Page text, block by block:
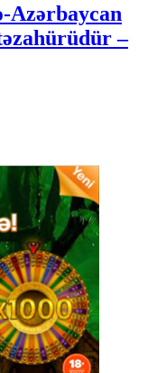
Azərbaycan
–